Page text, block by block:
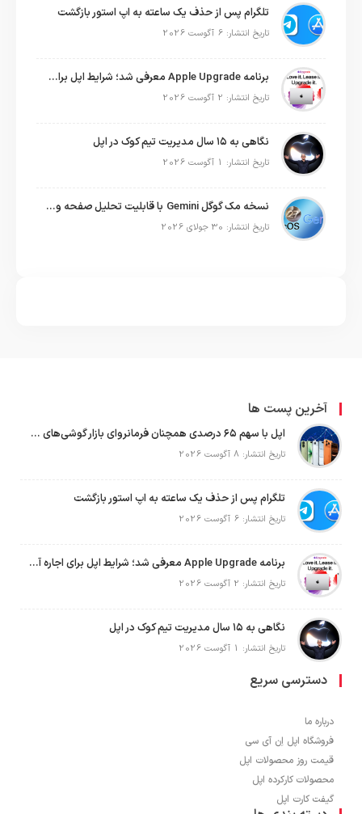
تلگرام پس از حذف یک ساعته به اپ استور بازگشت
تاریخ انتشار: 6 آگوست 2026
برنامه Apple Upgrade معرفی شد؛ شرایط اپل برای اجاره آیفون، آیپد، مک و اپل واچ
تاریخ انتشار: 2 آگوست 2026
نگاهی به ۱۵ سال مدیریت تیم کوک در اپل
تاریخ انتشار: 1 آگوست 2026
نسخه مک گوگل Gemini با قابلیت تحلیل صفحه و دستورات صوتی در به‌روزرسانی جدید
تاریخ انتشار: 30 جولای 2026
آخرین پست ها
اپل با سهم ۶۵ درصدی همچنان فرمانروای بازار گوشی‌های پریمیوم جهان است
تاریخ انتشار: 8 آگوست 2026
تلگرام پس از حذف یک ساعته به اپ استور بازگشت
تاریخ انتشار: 6 آگوست 2026
برنامه Apple Upgrade معرفی شد؛ شرایط اپل برای اجاره آیفون، آیپد، مک و اپل واچ
تاریخ انتشار: 2 آگوست 2026
نگاهی به ۱۵ سال مدیریت تیم کوک در اپل
تاریخ انتشار: 1 آگوست 2026
دسترسی سریع
درباره ما
فروشگاه اپل اِن آی سی
قیمت روز محصولات اپل
محصولات کارکرده اپل
گیفت کارت اپل